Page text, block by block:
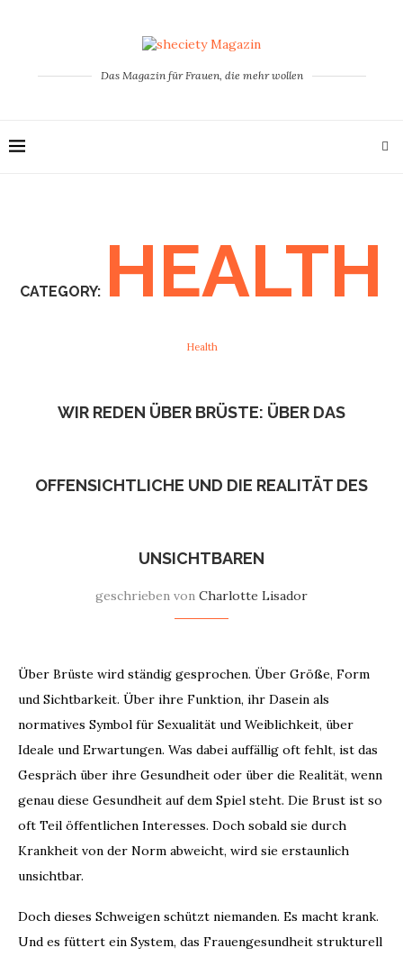
Das Magazin für Frauen, die mehr wollen
CATEGORY: HEALTH
Health
WIR REDEN ÜBER BRÜSTE: ÜBER DAS
OFFENSICHTLICHE UND DIE REALITÄT DES
UNSICHTBAREN
geschrieben von Charlotte Lisador
Über Brüste wird ständig gesprochen. Über Größe, Form
und Sichtbarkeit. Über ihre Funktion, ihr Dasein als
normatives Symbol für Sexualität und Weiblichkeit, über
Ideale und Erwartungen. Was dabei auffällig oft fehlt, ist das
Gespräch über ihre Gesundheit oder über die Realität, wenn
genau diese Gesundheit auf dem Spiel steht. Die Brust ist so
oft Teil öffentlichen Interesses. Doch sobald sie durch
Krankheit von der Norm abweicht, wird sie erstaunlich
unsichtbar.
Doch dieses Schweigen schützt niemanden. Es macht krank.
Und es füttert ein System, das Frauengesundheit strukturell